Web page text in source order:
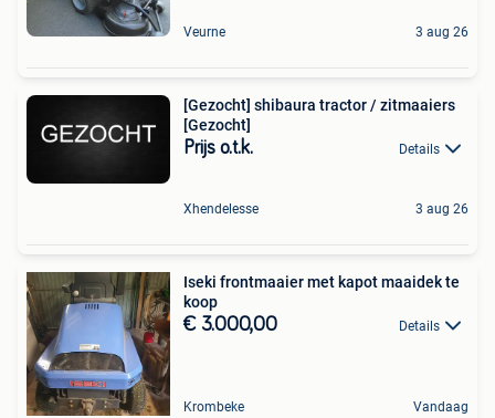
Veurne 3 aug 26
[Gezocht] shibaura tractor / zitmaaiers
[Gezocht]
Prijs o.t.k. Details
Xhendelesse 3 aug 26
Iseki frontmaaier met kapot maaidek te
koop
€ 3.000,00 Details
Krombeke Vandaag